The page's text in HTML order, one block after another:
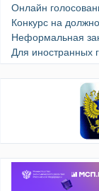
Онлайн
Конкурс на
Неформальная
Для иностранных